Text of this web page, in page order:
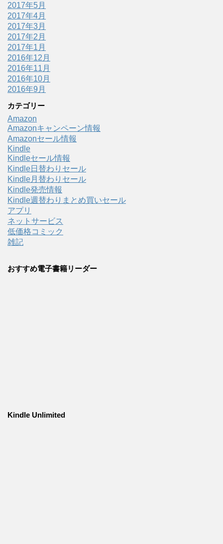
2017年5月
2017年4月
2017年3月
2017年2月
2017年1月
2016年12月
2016年11月
2016年10月
2016年9月
カテゴリー
Amazon
Amazonキャンペーン情報
Amazonセール情報
Kindle
Kindleセール情報
Kindle日替わりセール
Kindle月替わりセール
Kindle発売情報
Kindle週替わりまとめ買いセール
アプリ
ネットサービス
低価格コミック
雑記
おすすめ電子書籍リーダー
Kindle Unlimited